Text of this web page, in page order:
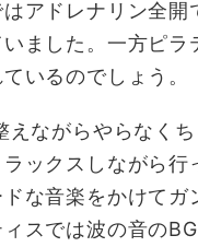
アドレナリン全開
ました。一方ピラ
いるのでしょう。
ながらやらなく
ックスしながら行
ドな音楽をかけて
スでは波の音の